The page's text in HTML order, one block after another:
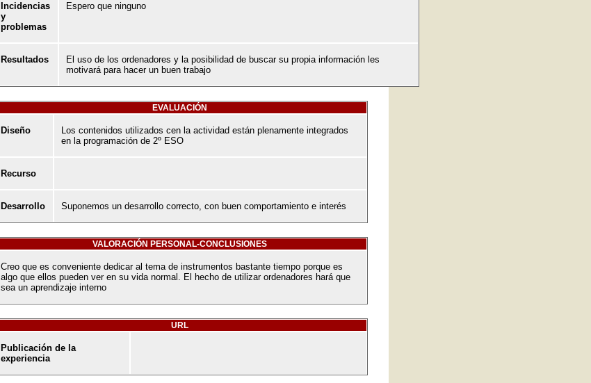
Incidencias
y
problemas
Espero que ninguno
Resultados
El uso de los ordenadores y la posibilidad de buscar su propia información les
motivará para hacer un buen trabajo
EVALUACIÓN
Diseño
Los contenidos utilizados cen la actividad están plenamente integrados
en la programación de 2º ESO
Recurso
Desarrollo Suponemos un desarrollo correcto, con buen comportamiento e interés
VALORACIÓN PERSONAL-CONCLUSIONES
Creo que es conveniente dedicar al tema de instrumentos bastante tiempo porque es
algo que ellos pueden ver en su vida normal. El hecho de utilizar ordenadores hará que
sea un aprendizaje interno
URL
Publicación de la
experiencia